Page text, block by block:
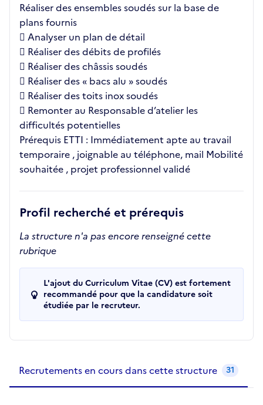
Réaliser des ensembles soudés sur la base de
plans fournis
 Analyser un plan de détail
 Réaliser des débits de profilés
 Réaliser des châssis soudés
 Réaliser des « bacs alu » soudés
 Réaliser des toits inox soudés
 Remonter au Responsable d’atelier les
difficultés potentielles
Prérequis ETTI : Immédiatement apte au travail
temporaire , joignable au téléphone, mail Mobilité
souhaitée , projet professionnel validé
Profil recherché et prérequis
La structure n'a pas encore renseigné cette
rubrique
L'ajout du Curriculum Vitae (CV) est fortement
recommandé pour que la candidature soit
étudiée par le recruteur.
Recrutements en cours dans cette structure 31